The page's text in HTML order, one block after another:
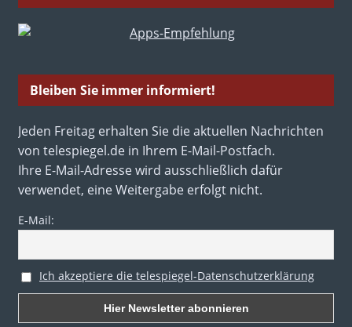
Bleiben Sie immer informiert!
Jeden Freitag erhalten Sie die aktuellen Nachrichten
von telespiegel.de in Ihrem E-Mail-Postfach.
Ihre E-Mail-Adresse wird ausschließlich dafür
verwendet, eine Weitergabe erfolgt nicht.
E-Mail:
Ich akzeptiere die telespiegel-Datenschutzerklärung